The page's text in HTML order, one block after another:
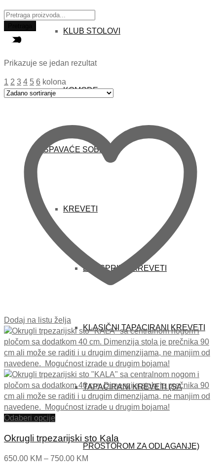
KLUB STOLOVI
KOMODE
SPAVAĆE SOBE
KREVETI
BOXSPRING KREVETI
KLASIČNI TAPACIRANI KREVETI
TAPACIRANI KREVETI (SA
PROSTOROM ZA ODLAGANJE)
Traži:
Prikazuje se jedan rezultat
1 2 3 4 5 6 kolona
Dodaj na listu želja
Odaberi opcije
Okrugli trpezarijski sto Kala
650.00 KM – 750.00 KM